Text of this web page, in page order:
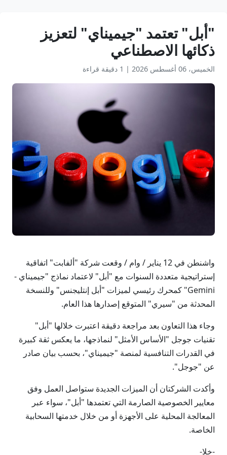
"أبل" تعتمد "جيميناي" لتعزيز
ذكائها الاصطناعي
الخميس، 06 أغسطس 2026 | 1 دقيقة قراءة
واشنطن في 12 يناير / وام / وقعت شركة "ألفابت" اتفاقية
إستراتيجية متعددة السنوات مع "أبل" لاعتماد نماذج "جيميناي -
Gemini" كمحرك رئيسي لميزات "أبل إنتليجنس" وللنسخة
المحدثة من "سيري" المتوقع إصدارها هذا العام.
وجاء هذا التعاون بعد مراجعة دقيقة اعتبرت خلالها "أبل"
تقنيات جوجل "الأساس الأمثل" لنماذجها، ما يعكس ثقة كبيرة
في القدرات التنافسية لمنصة "جيميناي"، بحسب بيان صادر
عن "جوجل".
وأكدت الشركتان أن الميزات الجديدة ستواصل العمل وفق
معايير الخصوصية الصارمة التي تعتمدها "أبل"، سواء عبر
المعالجة المحلية على الأجهزة أو من خلال خدمتها السحابية
الخاصة.
-خلا-